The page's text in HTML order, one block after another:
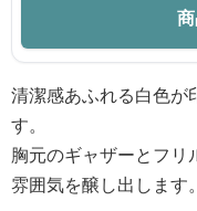
清潔感あふれる白色が
す。
胸元のギャザーとフリ
雰囲気を醸し出します。